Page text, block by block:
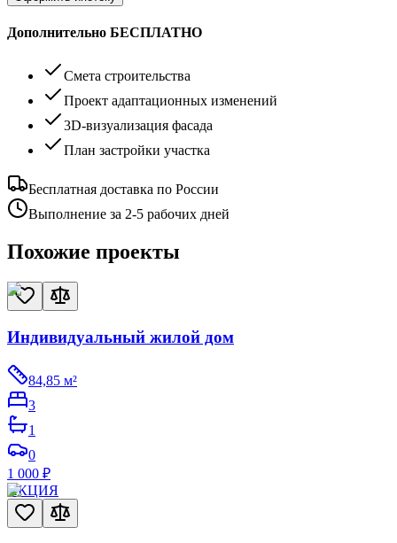
Дополнительно БЕСПЛАТНО
Смета строительства
Проект адаптационных изменений
3D-визуализация фасада
План застройки участка
Бесплатная доставка по России
Выполнение за 2-5 рабочих дней
Похожие проекты
Индивидуальный жилой дом
84,85 м²
3
1
0
1 000 ₽
АКЦИЯ